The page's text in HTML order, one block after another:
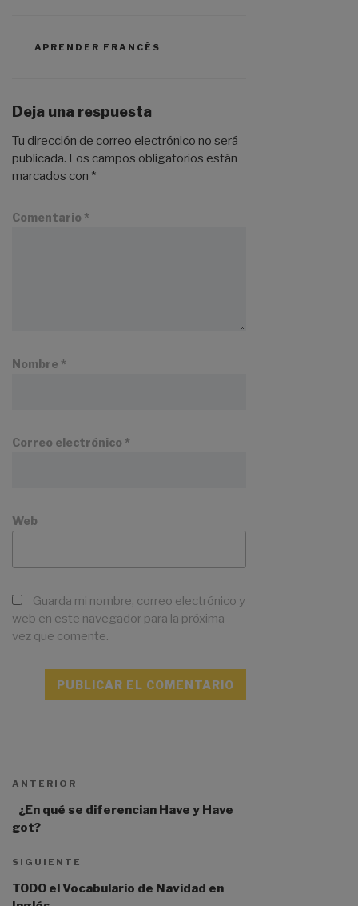
APRENDER FRANCÉS
Deja una respuesta
Tu dirección de correo electrónico no será
publicada. Los campos obligatorios están
marcados con *
Comentario *
Nombre *
Correo electrónico *
Web
Guarda mi nombre, correo electrónico y
web en este navegador para la próxima
vez que comente.
e
t
v
ANTERIOR
¿En qué se diferencian Have y Have
got?
SIGUIENTE
TODO el Vocabulario de Navidad en